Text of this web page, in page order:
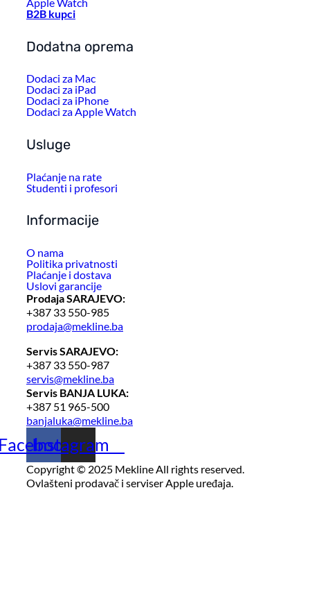
B2B kupci
Dodatna oprema
Dodaci za Mac
Dodaci za iPad
Dodaci za iPhone
Dodaci za Apple Watch
Usluge
Plaćanje na rate
Studenti i profesori
Informacije
O nama
Politika privatnosti
Plaćanje i dostava
Uslovi garancije
Prodaja SARAJEVO:
+387 33 550-985
prodaja@mekline.ba
Servis SARAJEVO:
+387 33 550-987
servis@mekline.ba
Servis BANJA LUKA:
+387 51 965-500
banjaluka@mekline.ba
Instagram
Copyright © 2025 Mekline All rights reserved.
Ovlašteni prodavač i serviser Apple uređaja.